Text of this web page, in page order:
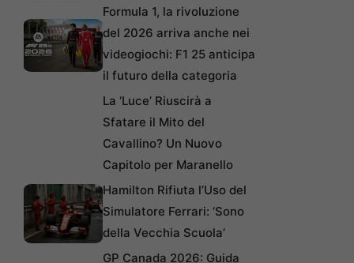
Formula 1, la rivoluzione
del 2026 arriva anche nei
videogiochi: F1 25 anticipa
il futuro della categoria
La ‘Luce’ Riuscirà a
Sfatare il Mito del
Cavallino? Un Nuovo
Capitolo per Maranello
Hamilton Rifiuta l’Uso del
Simulatore Ferrari: ‘Sono
della Vecchia Scuola’
GP Canada 2026: Guida